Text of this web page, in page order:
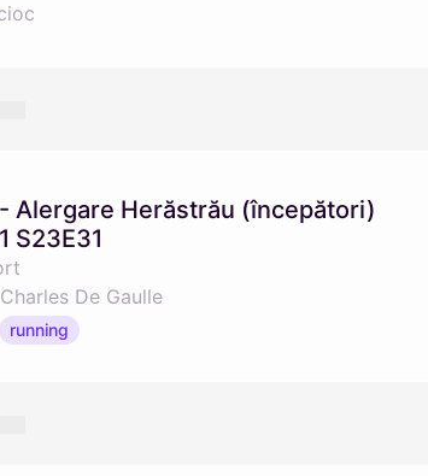
Alergare Herăstrău (începători)
S23E31
De Gaulle
running